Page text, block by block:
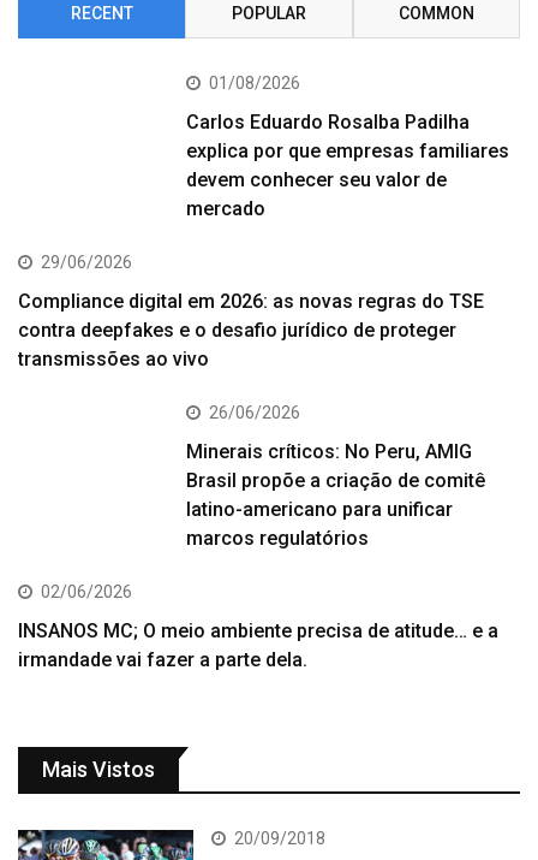
RECENT POPULAR COMMON
01/08/2026
Carlos Eduardo Rosalba Padilha
explica por que empresas familiares
devem conhecer seu valor de
mercado
29/06/2026
Compliance digital em 2026: as novas regras do TSE
contra deepfakes e o desafio jurídico de proteger
transmissões ao vivo
26/06/2026
Minerais críticos: No Peru, AMIG
Brasil propõe a criação de comitê
latino-americano para unificar
marcos regulatórios
02/06/2026
INSANOS MC; O meio ambiente precisa de atitude… e a
irmandade vai fazer a parte dela.
Mais Vistos
20/09/2018